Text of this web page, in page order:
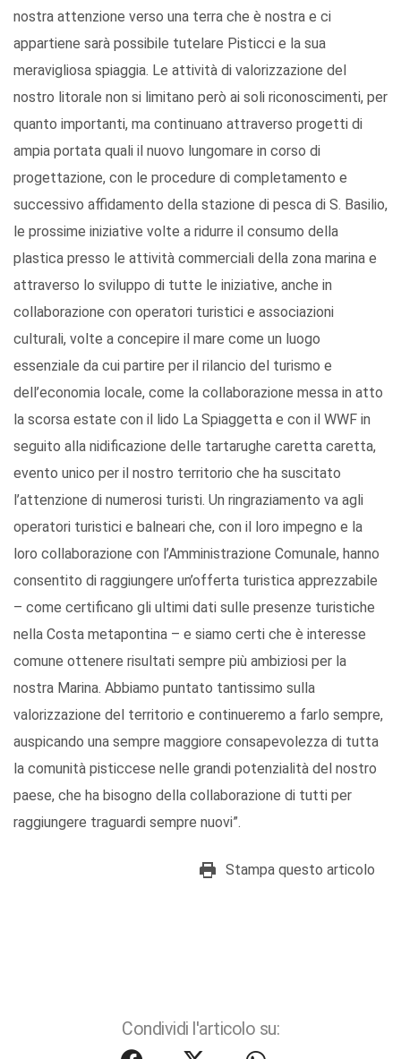
nostra attenzione verso una terra che è nostra e ci
appartiene sarà possibile tutelare Pisticci e la sua
meravigliosa spiaggia. Le attività di valorizzazione del
nostro litorale non si limitano però ai soli riconoscimenti, per
quanto importanti, ma continuano attraverso progetti di
ampia portata quali il nuovo lungomare in corso di
progettazione, con le procedure di completamento e
successivo affidamento della stazione di pesca di S. Basilio,
le prossime iniziative volte a ridurre il consumo della
plastica presso le attività commerciali della zona marina e
attraverso lo sviluppo di tutte le iniziative, anche in
collaborazione con operatori turistici e associazioni
culturali, volte a concepire il mare come un luogo
essenziale da cui partire per il rilancio del turismo e
dell’economia locale, come la collaborazione messa in atto
la scorsa estate con il lido La Spiaggetta e con il WWF in
seguito alla nidificazione delle tartarughe caretta caretta,
evento unico per il nostro territorio che ha suscitato
l’attenzione di numerosi turisti. Un ringraziamento va agli
operatori turistici e balneari che, con il loro impegno e la
loro collaborazione con l’Amministrazione Comunale, hanno
consentito di raggiungere un’offerta turistica apprezzabile
– come certificano gli ultimi dati sulle presenze turistiche
nella Costa metapontina – e siamo certi che è interesse
comune ottenere risultati sempre più ambiziosi per la
nostra Marina. Abbiamo puntato tantissimo sulla
valorizzazione del territorio e continueremo a farlo sempre,
auspicando una sempre maggiore consapevolezza di tutta
la comunità pisticcese nelle grandi potenzialità del nostro
paese, che ha bisogno della collaborazione di tutti per
raggiungere traguardi sempre nuovi”.
Stampa questo articolo
Condividi l'articolo su: